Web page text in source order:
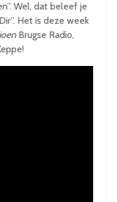
Wel, dat beleef je
Het is deze week
joenBrugse Radio,